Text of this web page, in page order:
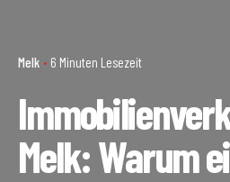
Melk 6 Minuten Lesezeit
Melk: Warum